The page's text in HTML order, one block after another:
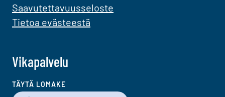
Saavutettavuusseloste
Tietoa evästeestä
Vikapalvelu
TÄYTÄ LOMAKE